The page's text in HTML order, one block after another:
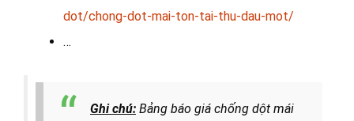
dot/chong-dot-mai-ton-tai-thu-dau-mot/
…
Ghi chú: Bảng báo giá chống dột mái